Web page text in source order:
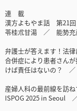
連 載
漢方よもやま話 第21回
苓桂朮甘湯 ／ 能㔟充
弁護士が答えます！法
合併症により患者さん
けば責任はないの？
産婦人科の最前線を訪
ISPOG 2025 in Seoul